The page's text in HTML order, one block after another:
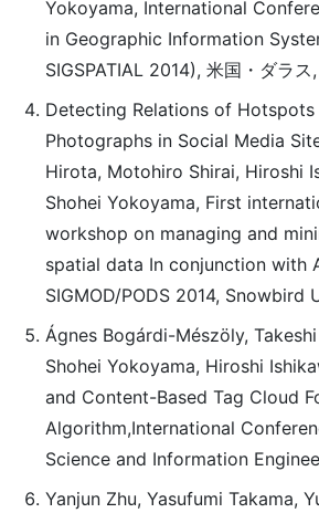
Yokoyama, International
in Geographic Information
SIGSPATIAL 2014), 米国・ダラス
Detecting Relations of
Photographs in Social Media
Hirota, Motohiro Shirai, Hiroshi
Shohei Yokoyama, First
workshop on managing and
spatial data In conjunction with
SIGMOD/PODS 2014, Snowbird
Ágnes Bogárdi-Mészöly,
Shohei Yokoyama, Hiroshi
and Content-Based Tag Cloud
Algorithm,International
Science and Information
Yanjun Zhu, Yasufumi Takama,